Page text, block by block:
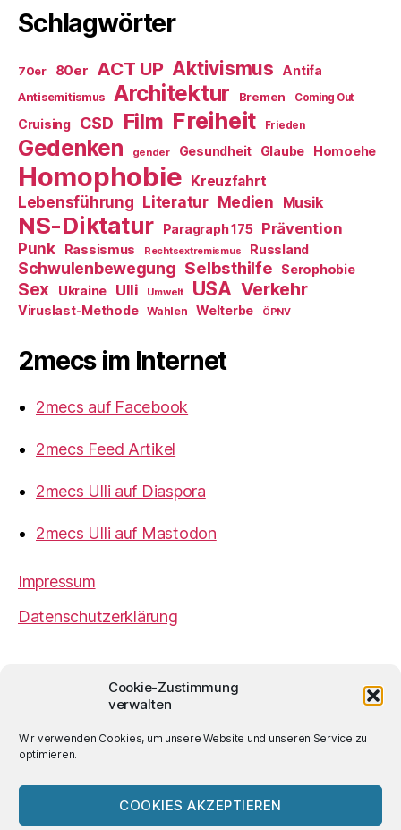
Cookie-Zustimmung
verwalten
Wir verwenden Cookies, um unsere Website und unseren Service zu
optimieren.
COOKIES AKZEPTIEREN
Schlagwörter
70er 80er ACT UP Aktivismus Antifa
Antisemitismus Architektur Bremen Coming Out
Cruising CSD Film Freiheit Frieden
Gedenken gender Gesundheit Glaube Homoehe
Homophobie Kreuzfahrt
Lebensführung Literatur Medien Musik
NS-Diktatur Paragraph 175
Prävention
Punk
Rassismus Rechtsextremismus Russland
Schwulenbewegung Selbsthilfe Serophobie
Sex Ukraine Ulli Umwelt USA Verkehr
Viruslast-Methode Wahlen Welterbe ÖPNV
2mecs im Internet
2mecs auf Facebook
2mecs Feed Artikel
2mecs Ulli auf Diaspora
2mecs Ulli auf Mastodon
Impressum
Datenschutzerklärung
Ulrich Würdemannist sofern nicht
anders angegeben lizenziert unter einer
Creative
Lizenz.